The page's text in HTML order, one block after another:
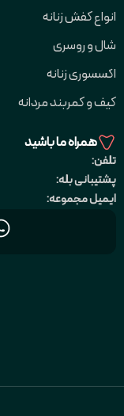
انواع کفش زنانه
شال و روسری
اکسسوری زنانه
کیف و کمربند مردانه
همراه ما باشید
تلفن:
پشتیبانی بله:
ایمیل مجموعه: